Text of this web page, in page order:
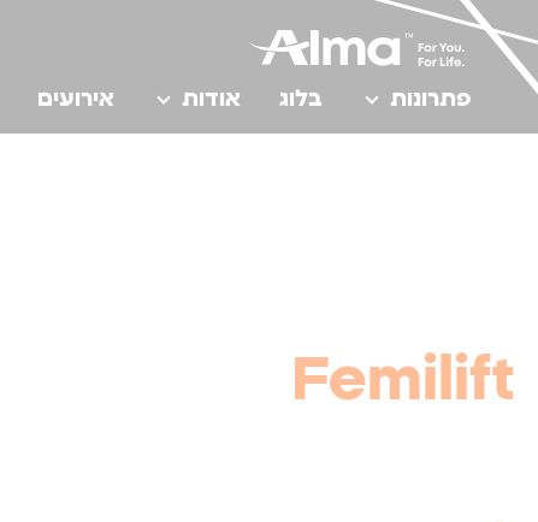
פתרונות בלוג אודות אירועים
Femilift